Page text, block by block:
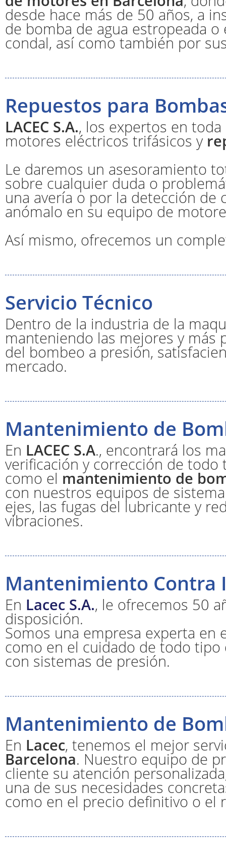
desde hace más de 50 años, a
de bomba de agua estropeada
condal, así como también por
Repuestos para
LACEC S.A., los expertos en
motores eléctricos trifásicos y
Le daremos un asesoramiento
sobre cualquier duda o
una avería o por la detección
anómalo en su equipo de
Así mismo, ofrecemos un
Servicio Técnico
Dentro de la industria de la
manteniendo las mejores y más
del bombeo a presión,
mercado.
Mantenimiento de
En LACEC S.A., encontrará los
verificación y corrección de
como el mantenimiento de
con nuestros equipos de
ejes, las fugas del lubricante y
vibraciones.
Mantenimiento Contra
En Lacec S.A., le ofrecemos 50
disposición.
Somos una empresa experta en
como en el cuidado de todo
con sistemas de presión.
Mantenimiento de
En Lacec, tenemos el mejor
Barcelona. Nuestro equipo de
cliente su atención
una de sus necesidades
como en el precio definitivo o el